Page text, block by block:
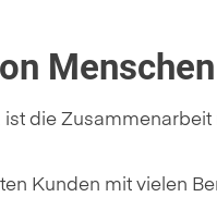
die
Kunden mit vielen